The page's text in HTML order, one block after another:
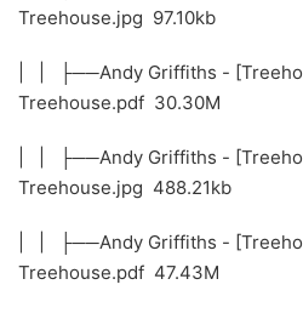
Treehouse.jpg 97.10kb
| | ├──Andy Griffiths -
Treehouse.pdf 30.30M
| | ├──Andy Griffiths -
Treehouse.jpg 488.21kb
| | ├──Andy Griffiths -
Treehouse.pdf 47.43M